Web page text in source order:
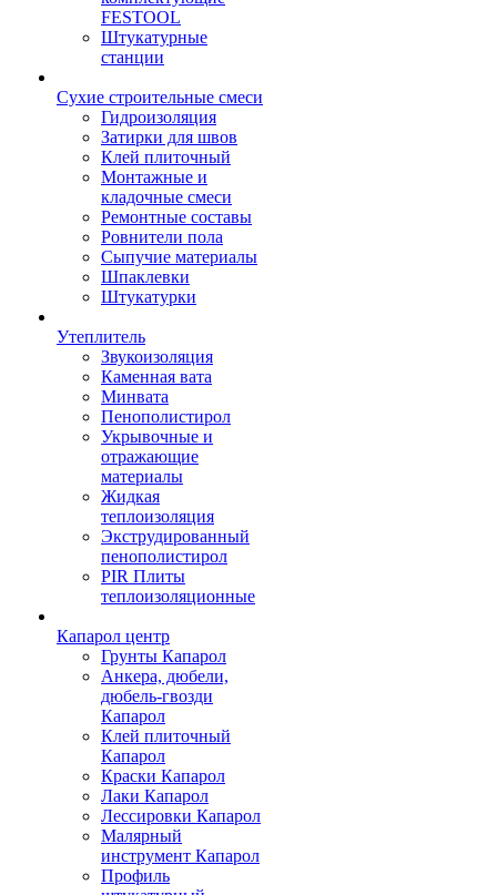
FESTOOL
Штукатурные
станции
Сухие строительные смеси
Гидроизоляция
Затирки для швов
Клей плиточный
Монтажные и
кладочные смеси
Ремонтные составы
Ровнители пола
Сыпучие материалы
Шпаклевки
Штукатурки
Утеплитель
Звукоизоляция
Каменная вата
Минвата
Пенополистирол
Укрывочные и
отражающие
материалы
Жидкая
теплоизоляция
Экструдированный
пенополистирол
PIR Плиты
теплоизоляционные
Капарол центр
Грунты Капарол
Анкера, дюбели,
дюбель-гвозди
Капарол
Клей плиточный
Капарол
Краски Капарол
Лаки Капарол
Лессировки Капарол
Малярный
инструмент Капарол
Профиль